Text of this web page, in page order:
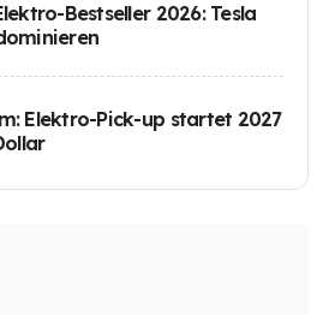
Bestseller 2026: Tesla
Elektro-Pick-up startet 2027